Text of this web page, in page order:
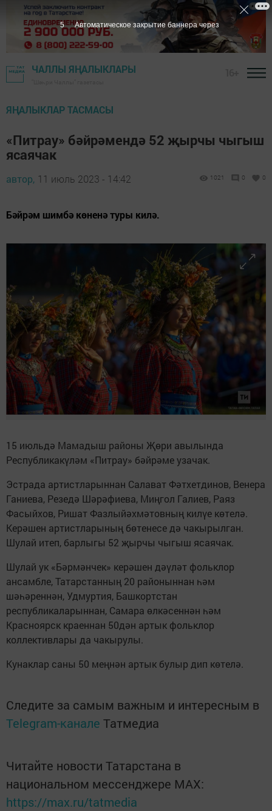
ЧАЛЛЫ ЯҢАЛЫКЛАРЫ
ЯҢАЛЫКЛАР ТАСМАСЫ
«Питрау» бәйрәмендә 52 җырчы чыгыш
ясаячак
автор, 11 июль 2023 - 14:42 1021 0 0
Бәйрәм шимбә көненә туры килә.
15 июльдә Мамадыш районы Җөри авылында
Республикакүләм «Питрау» бәйрәме узачак.
Эстрада артистларыннан Салават Фәтхетдинов, Венера
Ганиева, Резедә Шәрәфиева, Миңгол Галиев, Раяз
Фасыйхов, Ришат Фазлыйәхмәтовның килүе көтелә.
Керәшен артистларының бөтенесе дә чакырылган.
Шулай итеп, барлыгы 52 җырчы чыгыш ясаячак.
Шулай ук «Бәрмәнчек» керәшен дәүләт фольклор
ансамбле, Татарстанның 20 районыннан һәм
шәһәреннән, Удмуртия, Башкортстан
республикаларыннан, Самара өлкәсеннән һәм
Красноярск краеннан 50дән артык фольклор
коллективлары да чакырулы.
Кунаклар саны 50 меңнән артык булыр дип көтелә.
Следите за самым важным и интересным в
Telegram-канале Татмедиа
Читайте новости Татарстана в
национальном мессенджере MАХ:
https://max.ru/tatmedia
4 Автоматическое закрытие баннера через